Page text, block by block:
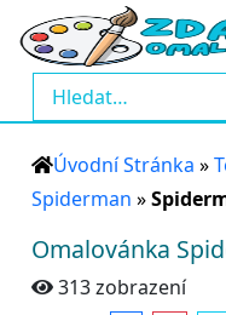
Úvodní Stránka »
Spiderman »
Omalovánka
313 zobrazení